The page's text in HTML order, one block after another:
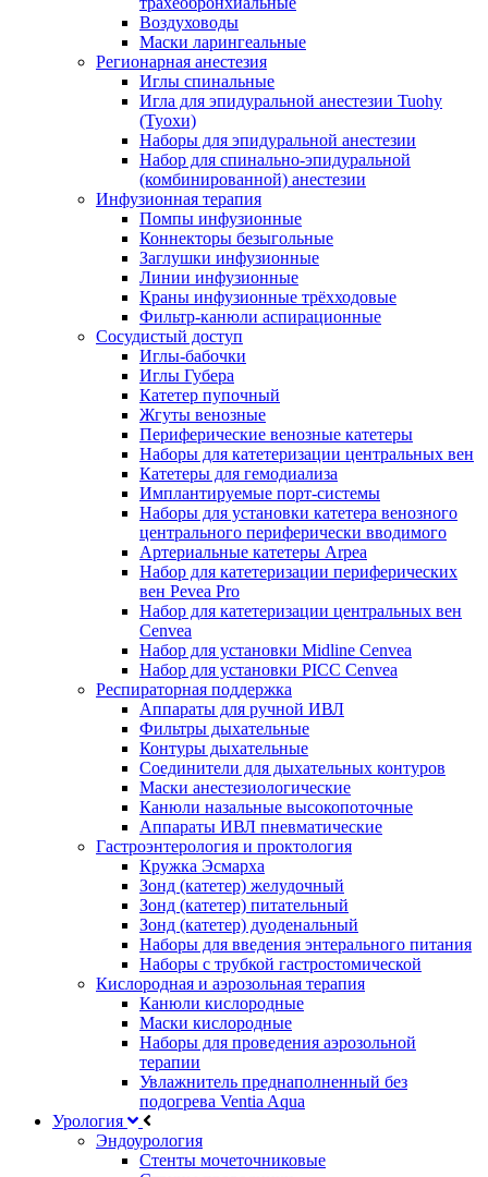
Воздуховоды
Маски ларингеальные
Регионарная анестезия
Иглы спинальные
Игла для эпидуральной анестезии Tuohy
(Туохи)
Наборы для эпидуральной анестезии
Набор для спинально-эпидуральной
(комбинированной) анестезии
Инфузионная терапия
Помпы инфузионные
Коннекторы безыгольные
Заглушки инфузионные
Линии инфузионные
Краны инфузионные трёхходовые
Фильтр-канюли аспирационные
Сосудистый доступ
Иглы-бабочки
Иглы Губера
Катетер пупочный
Жгуты венозные
Периферические венозные катетеры
Наборы для катетеризации центральных вен
Катетеры для гемодиализа
Имплантируемые порт‑системы
Наборы для установки катетера венозного
центрального периферически вводимого
Артериальные катетеры Arpea
Набор для катетеризации периферических
вен Pevea Pro
Набор для катетеризации центральных вен
Cenvea
Набор для установки Midline Cenvea
Набор для установки PICC Cenvea
Респираторная поддержка
Аппараты для ручной ИВЛ
Фильтры дыхательные
Контуры дыхательные
Соединители для дыхательных контуров
Маски анестезиологические
Канюли назальные высокопоточные
Аппараты ИВЛ пневматические
Гастроэнтерология и проктология
Кружка Эсмарха
Зонд (катетер) желудочный
Зонд (катетер) питательный
Зонд (катетер) дуоденальный
Наборы для введения энтерального питания
Наборы с трубкой гастростомической
Кислородная и аэрозольная терапия
Канюли кислородные
Маски кислородные
Наборы для проведения аэрозольной
терапии
Увлажнитель преднаполненный без
подогрева Ventia Aqua
Урология
Эндоурология
Стенты мочеточниковые